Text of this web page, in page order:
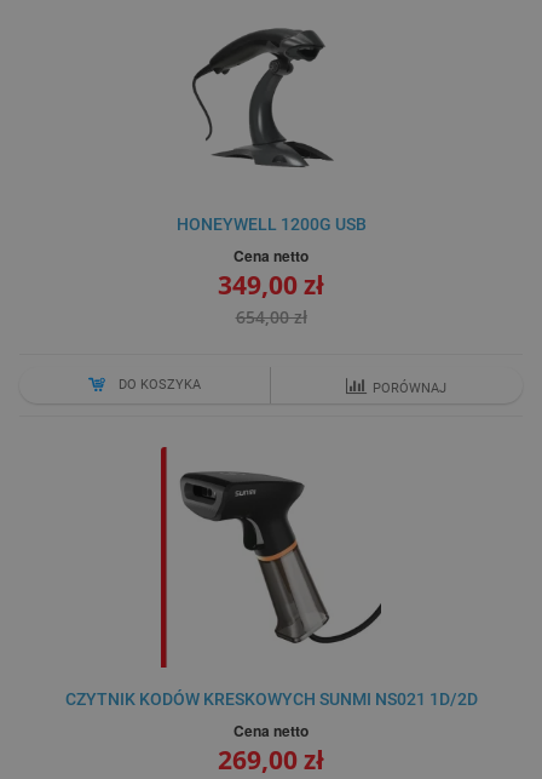
HONEYWELL 1200G USB
Cena netto
349,00 zł
654,00 zł
DO KOSZYKA PORÓWNAJ
CZYTNIK KODÓW KRESKOWYCH SUNMI NS021 1D/2D
Cena netto
269,00 zł